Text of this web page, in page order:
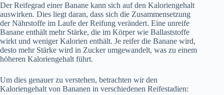
Der Reifegrad einer Banane kann sich auf den Kaloriengehalt
auswirken. Dies liegt daran, dass sich die Zusammensetzung
der Nährstoffe im Laufe der Reifung verändert. Eine unreife
Banane enthält mehr Stärke, die im Körper wie Ballaststoffe
wirkt und weniger Kalorien enthält. Je reifer die Banane wird,
desto mehr Stärke wird in Zucker umgewandelt, was zu einem
höheren Kaloriengehalt führt.
Um dies genauer zu verstehen, betrachten wir den
Kaloriengehalt von Bananen in verschiedenen Reifestadien: